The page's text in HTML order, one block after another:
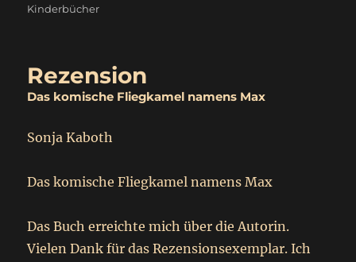
Kinderbücher
Rezension
Das komische Fliegkamel namens Max
Sonja Kaboth
Das komische Fliegkamel namens Max
Das Buch erreichte mich über die Autorin.
Vielen Dank für das Rezensionsexemplar. Ich